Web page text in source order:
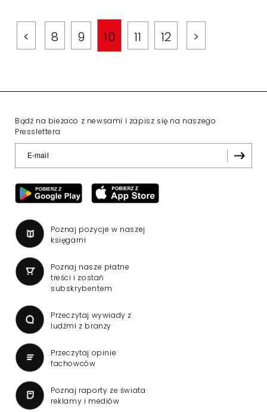
< 8 9 10 11 12 >
Bądź na bieżaco z newsami i zapisz się na naszego
Presslettera
Poznaj pozycje w naszej
księgarni
Poznaj nasze płatne
treści i zostań
subskrybentem
Przeczytaj wywiady z
ludźmi z branży
Przeczytaj opinie
fachowców
Poznaj raporty ze świata
reklamy i mediów